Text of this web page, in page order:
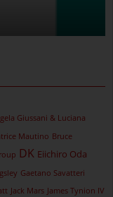
Giussani & Luciana
Mautino Bruce
DK Eiichiro Oda
Gaetano Savatteri
Jack Mars James Tynion IV